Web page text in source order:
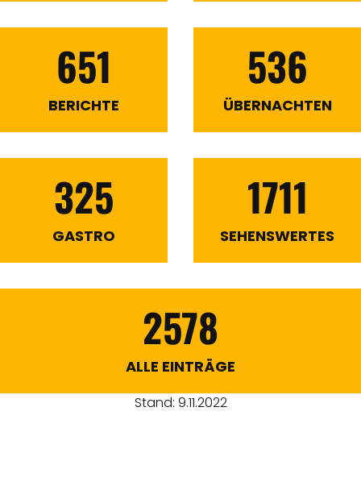
651
BERICHTE
536
ÜBERNACHTEN
325
GASTRO
1711
SEHENSWERTES
2578
ALLE EINTRÄGE
Stand: 9.11.2022